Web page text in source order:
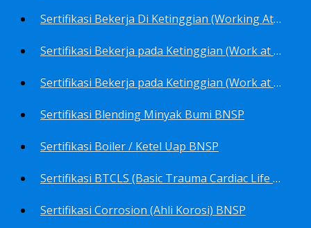
Sertifikasi Bekerja Di Ketinggian (Working At Height) BNSP
Sertifikasi Bekerja pada Ketinggian (Work at Height)-Competency person (TKPK-TK3) BNSP
Sertifikasi Bekerja pada Ketinggian (Work at Height)-Pekerja/Standby Person (TKBT-TK2) BNSP
Sertifikasi Blending Minyak Bumi BNSP
Sertifikasi Boiler / Ketel Uap BNSP
Sertifikasi BTCLS (Basic Trauma Cardiac Life Support) BNSP
Sertifikasi Corrosion (Ahli Korosi) BNSP